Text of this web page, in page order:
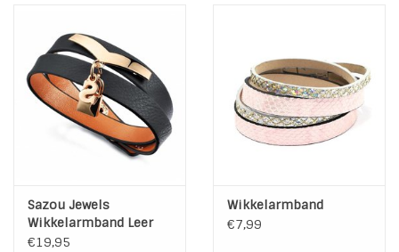
Sazou Jewels
Wikkelarmband Leer
met Stainless Steel
€19,95
Wikkelarmband
€7,99